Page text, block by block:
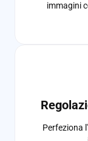
immagini
Perfeziona